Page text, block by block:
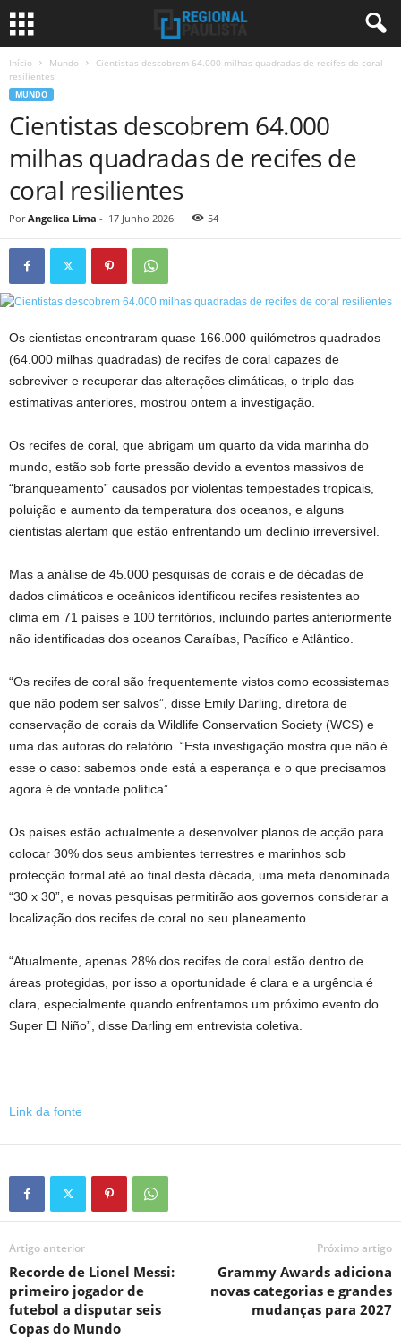
Início Mundo
Cientistas descobrem 64.000 milhas quadradas de recifes de coral
resilientes
MUNDO
Cientistas descobrem 64.000
milhas quadradas de recifes de
coral resilientes
Por Angelica Lima - 17 Junho 2026 54
Os cientistas encontraram quase 166.000 quilómetros quadrados
(64.000 milhas quadradas) de recifes de coral capazes de
sobreviver e recuperar das alterações climáticas, o triplo das
estimativas anteriores, mostrou ontem a investigação.
Os recifes de coral, que abrigam um quarto da vida marinha do
mundo, estão sob forte pressão devido a eventos massivos de
“branqueamento” causados ​​por violentas tempestades tropicais,
poluição e aumento da temperatura dos oceanos, e alguns
cientistas alertam que estão enfrentando um declínio irreversível.
Mas a análise de 45.000 pesquisas de corais e de décadas de
dados climáticos e oceânicos identificou recifes resistentes ao
clima em 71 países e 100 territórios, incluindo partes anteriormente
não identificadas dos oceanos Caraíbas, Pacífico e Atlântico.
“Os recifes de coral são frequentemente vistos como ecossistemas
que não podem ser salvos”, disse Emily Darling, diretora de
conservação de corais da Wildlife Conservation Society (WCS) e
uma das autoras do relatório. “Esta investigação mostra que não é
esse o caso: sabemos onde está a esperança e o que precisamos
agora é de vontade política”.
Os países estão actualmente a desenvolver planos de acção para
colocar 30% dos seus ambientes terrestres e marinhos sob
protecção formal até ao final desta década, uma meta denominada
“30 x 30”, e novas pesquisas permitirão aos governos considerar a
localização dos recifes de coral no seu planeamento.
“Atualmente, apenas 28% dos recifes de coral estão dentro de
áreas protegidas, por isso a oportunidade é clara e a urgência é
clara, especialmente quando enfrentamos um próximo evento do
Super El Niño”, disse Darling em entrevista coletiva.
Link da fonte
Artigo anterior
Recorde de Lionel Messi:
primeiro jogador de
futebol a disputar seis
Copas do Mundo
Próximo artigo
Grammy Awards adiciona
novas categorias e grandes
mudanças para 2027